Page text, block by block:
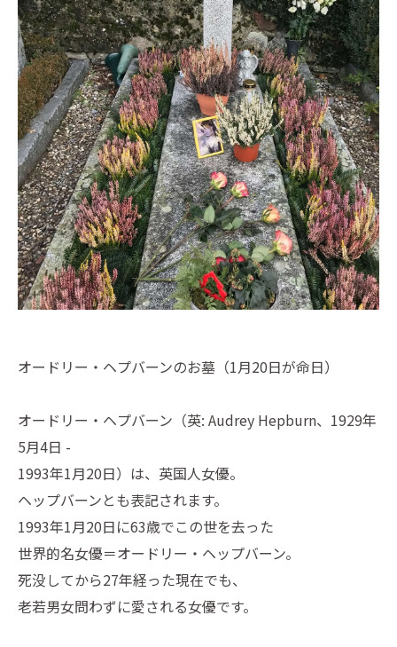
オードリー・ヘプバーンのお墓（1月20日が命日）
オードリー・ヘプバーン（英: Audrey Hepburn、1929年
5月4日 -
1993年1月20日）は、英国人女優。
ヘップバーンとも表記されます。
1993年1月20日に63歳でこの世を去った
世界的名女優＝オードリー・ヘップバーン。
死没してから27年経った現在でも、
老若男女問わずに愛される女優です。